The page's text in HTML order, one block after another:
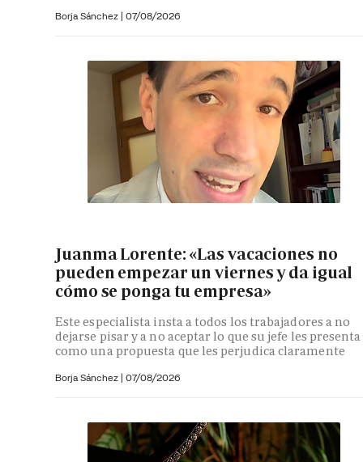
Borja Sánchez | 07/08/2026
Juanma Lorente: «Las vacaciones no
pueden empezar un viernes y da igual
cómo se ponga tu empresa»
Este especialista insta a todos los trabajadores a no
dejarse pisar y a no aceptar lo que su jefe les presenta
como una propuesta que les perjudica claramente
Borja Sánchez | 07/08/2026